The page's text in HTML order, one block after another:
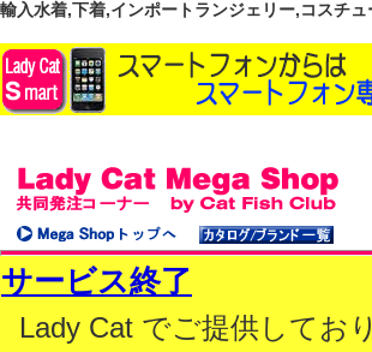
輸入水着,下着,インポートランジェリー,コスチ
サービス終了
Lady Cat でご提供してお